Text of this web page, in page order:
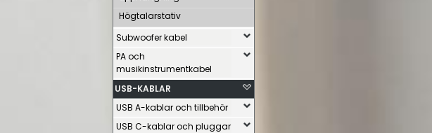
Högtalarstativ
Subwoofer kabel
PA och
musikinstrumentkabel
USB-KABLAR
USB A-kablar och tillbehör
USB C-kablar och pluggar